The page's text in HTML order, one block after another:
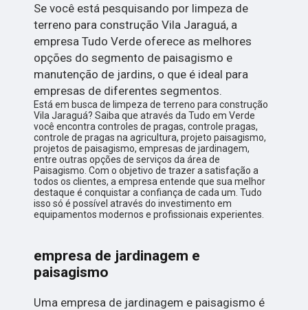
Se você está pesquisando por limpeza de
terreno para construção Vila Jaraguá, a
empresa Tudo Verde oferece as melhores
opções do segmento de paisagismo e
manutenção de jardins, o que é ideal para
empresas de diferentes segmentos.
Está em busca de limpeza de terreno para construção
Vila Jaraguá? Saiba que através da Tudo em Verde
você encontra controles de pragas, controle pragas,
controle de pragas na agricultura, projeto paisagismo,
projetos de paisagismo, empresas de jardinagem,
entre outras opções de serviços da área de
Paisagismo. Com o objetivo de trazer a satisfação a
todos os clientes, a empresa entende que sua melhor
destaque é conquistar a confiança de cada um. Tudo
isso só é possível através do investimento em
equipamentos modernos e profissionais experientes.
empresa de jardinagem e
paisagismo
Uma empresa de jardinagem e paisagismo é